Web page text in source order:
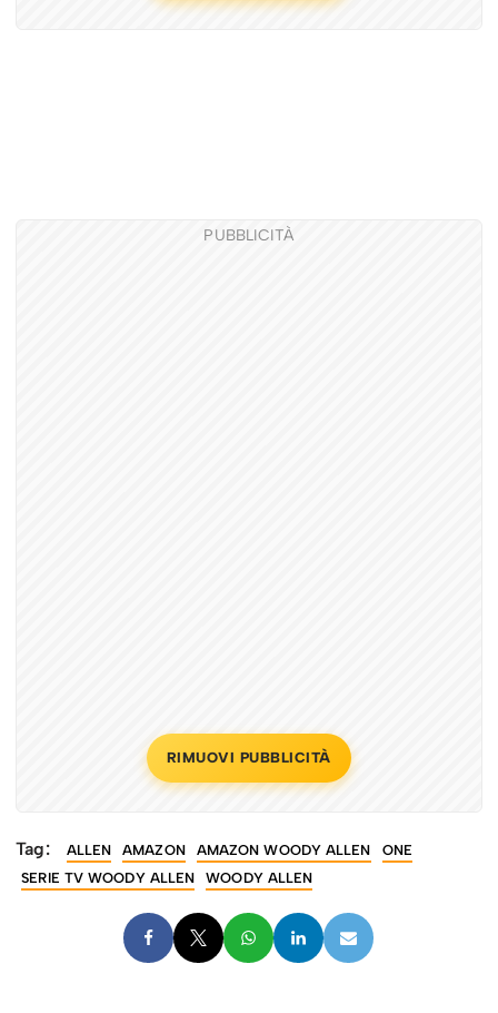
PUBBLICITÀ
RIMUOVI PUBBLICITÀ
Tag: ALLEN AMAZON AMAZON WOODY ALLEN
ONE
SERIE TV WOODY ALLEN
WOODY ALLEN